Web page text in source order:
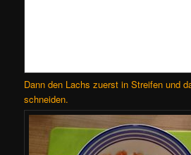
Dann den Lachs zuerst in Streifen und
schneiden.